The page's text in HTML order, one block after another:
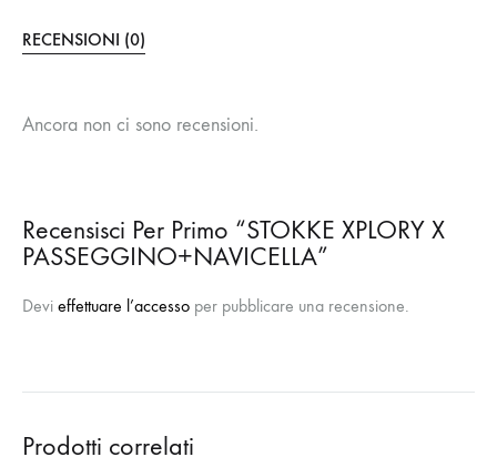
RECENSIONI (0)
Ancora non ci sono recensioni.
Recensisci Per Primo “STOKKE XPLORY X
PASSEGGINO+NAVICELLA”
Devi effettuare l’accesso per pubblicare una recensione.
Prodotti correlati